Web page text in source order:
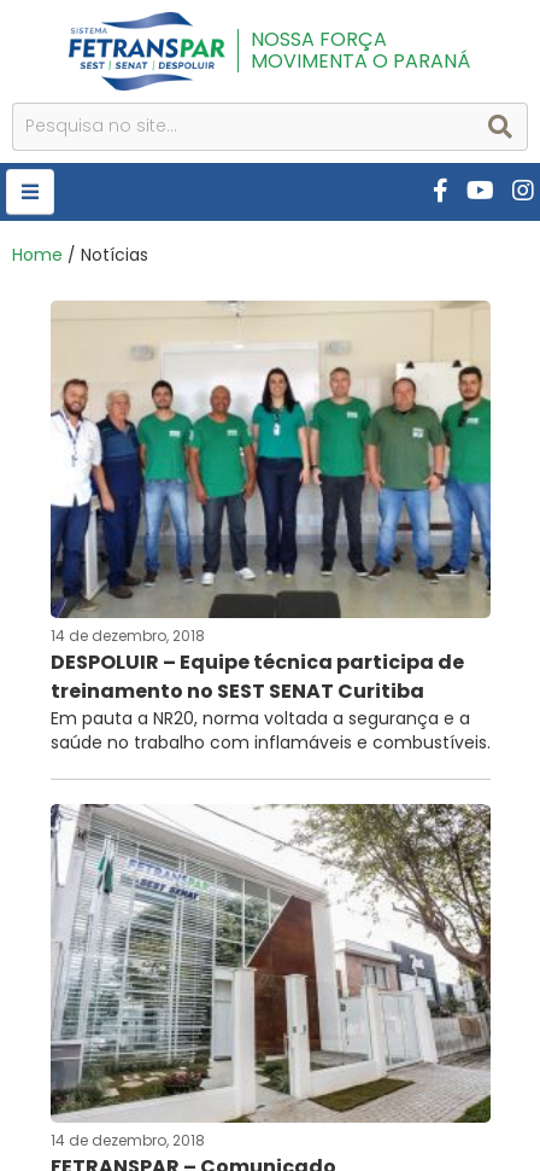
NOSSA FORÇA
MOVIMENTA O PARANÁ
HOME
CURSOS E EVENTOS
SEST SENAT
DESPOLUIR
AR INSTITUTO
RNTRC
CONTATO
Home / Notícias
14 de dezembro, 2018
DESPOLUIR – Equipe técnica participa de
treinamento no SEST SENAT Curitiba
Em pauta a NR20, norma voltada a segurança e a
saúde no trabalho com inflamáveis e combustíveis.
14 de dezembro, 2018